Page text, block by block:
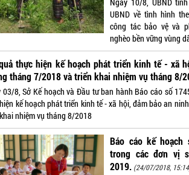
UBND về tình hình
công tác bảo vệ và
nghèo bền vững vùng
thực hiện kế hoạch phát triển kinh tế - xã
tháng 7/2018 và triển khai nhiệm vụ tháng 8/
03/8, Sở Kế hoạch và Đầu tư ban hành Báo cáo số
kế hoạch phát triển kinh tế - xã hội, đảm bảo an
nhiệm vụ tháng 8/2018
Báo cáo kế
trong các đơn vị
2019. (24/07/2018,